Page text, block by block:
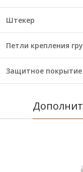
Штекер
Петли крепления
Защитное покрытие